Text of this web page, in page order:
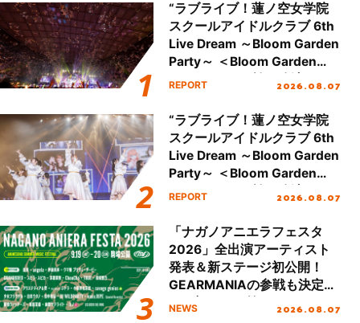
“ラブライブ！蓮ノ空女学院
スクールアイドルクラブ 6th
Live Dream ～Bloom Garden
Party～ ＜Bloom Garden
Party Stage／埼玉公演＞”
REPORT 2026.08.07
“ラブライブ！蓮ノ空女学院
スクールアイドルクラブ 6th
Live Dream ～Bloom Garden
Party～ ＜Bloom Garden
Party Stage／埼玉公演＞”
REPORT 2026.08.07
「ナガノアニエラフェスタ
2026」全出演アーティスト
発表＆新ステージ初公開！
GEARMANIAの参戦も決定
し、初となる第3ステージの
NEWS 2026.08.07